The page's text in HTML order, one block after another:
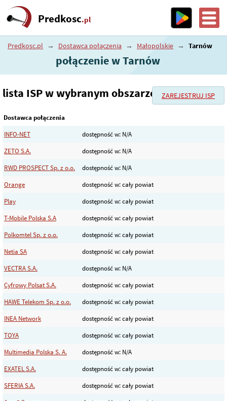
Predkosc.pl
Predkosc.pl → Dostawca połączenia → Małopolskie → Tarnów
połączenie w Tarnów
ZAREJESTRUJ ISP
lista ISP w wybranym obszarze
Dostawca połączenia
INFO-NET
dostępność w: N/A
ZETO S.A.
dostępność w: N/A
RWD PROSPECT Sp. z o.o.
dostępność w: N/A
Orange
dostępność w: cały powiat
Play
dostępność w: cały powiat
T-Mobile Polska S.A
dostępność w: cały powiat
Polkomtel Sp. z o.o.
dostępność w: cały powiat
Netia SA
dostępność w: cały powiat
VECTRA S.A.
dostępność w: N/A
Cyfrowy Polsat S.A.
dostępność w: cały powiat
HAWE Telekom Sp. z o.o.
dostępność w: cały powiat
INEA Network
dostępność w: cały powiat
TOYA
dostępność w: cały powiat
Multimedia Polska S. A.
dostępność w: N/A
EXATEL S.A.
dostępność w: cały powiat
SFERIA S.A.
dostępność w: cały powiat